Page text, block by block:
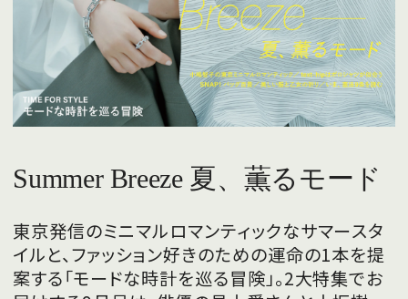
Summer Breeze 夏、薫るモード
東京発信のミニマルロマンティックなサマースタ
イルと、ファッション好きのための運命の1本を提
案する「モードな時計を巡る冒険」。2大特集でお